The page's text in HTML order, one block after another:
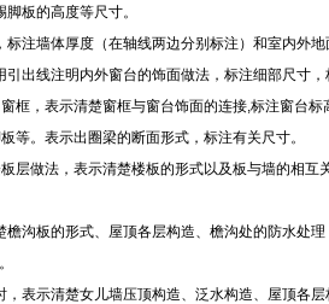
板的高度等尺寸。
标注墙体厚度（在轴线两边分别标注）和室内外
引出线注明内外窗台的饰面做法，标注细部尺寸
框，表示清楚窗框与窗台饰面的连接,标注窗台
等。表示出圈梁的断面形式，标注有关尺寸。
层做法，表示清楚楼板的形式以及板与墙的相
沟板的形式、屋顶各层构造、檐沟处的防水处
，表示清楚女儿墙压顶构造、泛水构造、屋顶各